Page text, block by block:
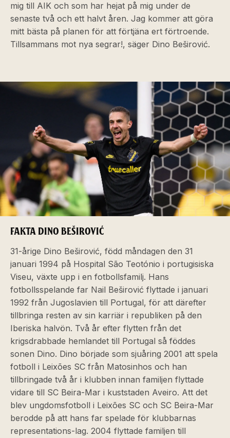
mig till AIK och som har hejat på mig under de
senaste två och ett halvt åren. Jag kommer att göra
mitt bästa på planen för att förtjäna ert förtroende.
Tillsammans mot nya segrar!, säger Dino Beširović.
FAKTA DINO BEŠIROVIĆ
31-årige Dino Beširović, född måndagen den 31
januari 1994 på Hospital São Teotónio i portugisiska
Viseu, växte upp i en fotbollsfamilj. Hans
fotbollsspelande far Nail Beširović flyttade i januari
1992 från Jugoslavien till Portugal, för att därefter
tillbringa resten av sin karriär i republiken på den
Iberiska halvön. Två år efter flytten från det
krigsdrabbade hemlandet till Portugal så föddes
sonen Dino. Dino började som sjuåring 2001 att spela
fotboll i Leixões SC från Matosinhos och han
tillbringade två år i klubben innan familjen flyttade
vidare till SC Beira-Mar i kuststaden Aveiro. Att det
blev ungdomsfotboll i Leixões SC och SC Beira-Mar
berodde på att hans far spelade för klubbarnas
representations-lag. 2004 flyttade familjen till